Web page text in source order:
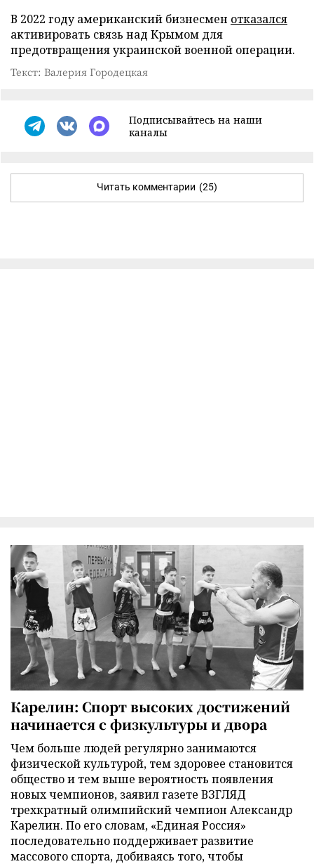
В 2022 году американский бизнесмен отказался
активировать связь над Крымом для
предотвращения украинской военной операции.
Текст: Валерия Городецкая
Подписывайтесь на наши
каналы
Читать комментарии (25)
Карелин: Спорт высоких достижений
начинается с физкультуры и двора
Чем больше людей регулярно занимаются
физической культурой, тем здоровее становится
общество и тем выше вероятность появления
новых чемпионов, заявил газете ВЗГЛЯД
трехкратный олимпийский чемпион Александр
Карелин. По его словам, «Единая Россия»
последовательно поддерживает развитие
массового спорта, добиваясь того, чтобы